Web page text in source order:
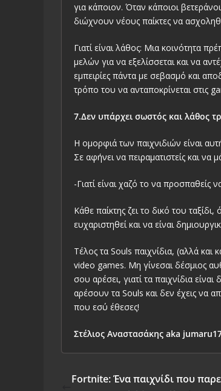
για κάποιον. Όταν κάποιοι
διώχνουν νέους παίκτες να
Γιατί είναι λάθος: Μια κοινότητα
μελών για να εξελίσσεται και να
εμπειρίες πάντα με σεβασμό και
τρόπο του να ανταποκρίνεται στις
7.Δεν υπάρχει σωστός και λάθος
Η ομορφιά των παιχνιδιών είναι
Σε αφήνει να πειραματιστείς και να
-Γιατί είναι χαζό το να προσπαθείς
Κάθε παίκτης ζει το δικό του
ευχαριστηθεί και να είναι
Τέλος τα Souls παιχνίδια, (αλλά και
video games. Μη γίνεσαι δέσμιος
σου αρέσει, γιατί τα παιχνίδια
αρέσουν τα Souls και δεν έχεις να
που εσύ έθεσες!
Στέλιος Αναστασάκης aka
Fortnite: Ένα παιχνίδι που